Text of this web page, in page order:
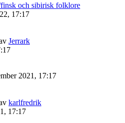
och sibirisk folklore
17:17
Jerrark
2021, 17:17
karlfredrik
17:17